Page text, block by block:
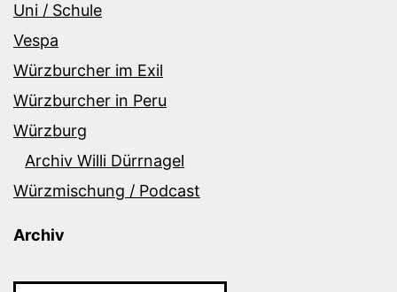
Uni / Schule
Vespa
Würzburcher im Exil
Würzburcher in Peru
Würzburg
Archiv Willi Dürrnagel
Würzmischung / Podcast
Archiv